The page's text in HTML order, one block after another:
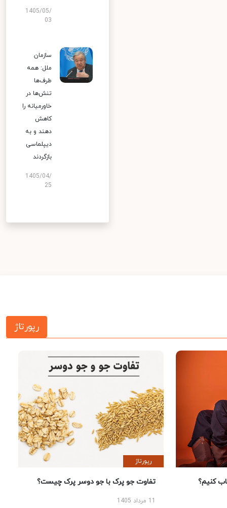
1405/05/
03
سازمان
ملل: همه
طرف‌ها
تنش‌ها در
خاورمیانه را
کاهش
دهند و به
دیپلماسی
بازگردند
1405/04/
25
رپورتاژ
کنیم؟
رپورتاژ
تفاوت جو پرک با جو دوسر پرک چیست؟